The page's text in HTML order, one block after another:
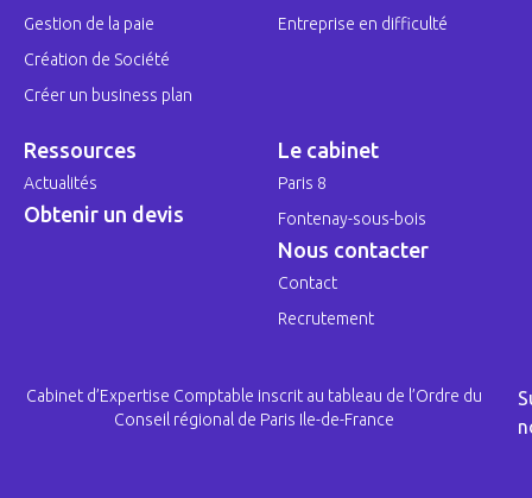
Gestion de la paie
Création de Société
Créer un business plan
Entreprise en difficulté
Ressources
Actualités
Obtenir un devis
Le cabinet
Paris 8
Fontenay-sous-bois
Nous contacter
Contact
Recrutement
Cabinet d’Expertise Comptable inscrit au tableau de l’Ordre du
Conseil régional de Paris Ile-de-France